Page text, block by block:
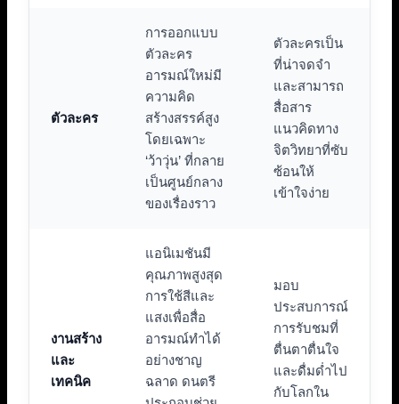
ตัวละคร
การออกแบบ
ตัวละคร
อารมณ์ใหม่มี
ความคิด
สร้างสรรค์สูง
โดยเฉพาะ
‘ว้าวุ่น’ ที่กลาย
เป็นศูนย์กลาง
ของเรื่องราว
ตัวละครเป็น
ที่น่าจดจำ
และสามารถ
สื่อสาร
แนวคิดทาง
จิตวิทยาที่ซับ
ซ้อนให้
เข้าใจง่าย
งานสร้าง
และ
เทคนิค
แอนิเมชันมี
คุณภาพสูงสุด
การใช้สีและ
แสงเพื่อสื่อ
อารมณ์ทำได้
อย่างชาญ
ฉลาด ดนตรี
มอบ
ประสบการณ์
การรับชมที่
ตื่นตาตื่นใจ
และดื่มด่ำไป
กับโลกใน